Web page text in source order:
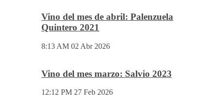
Vino del mes de abril: Palenzuela
Quintero 2021
8:13 AM 02 Abr 2026
Vino del mes marzo: Salvio 2023
12:12 PM 27 Feb 2026